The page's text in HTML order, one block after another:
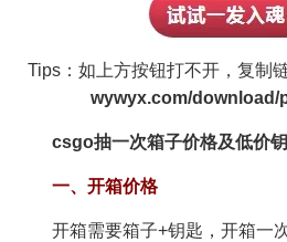
Tips：如上方按钮打不开，复制
wywyx.com/download/
csgo抽一次箱子价格及低价
一、开箱价格
开箱需要箱子+钥匙，开箱一